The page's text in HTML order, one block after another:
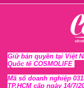
Giữ bản quyền tại Việt
Quốc tế COSMOLIFE
Mã số doanh nghiệp
TP.HCM cấp ngày 14/7/